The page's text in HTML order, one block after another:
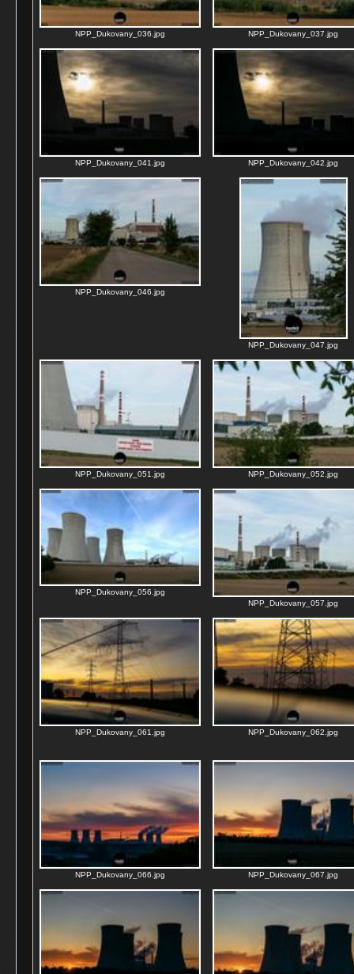
NPP_Dukovany_036.jpg NPP_Dukovany_037.jpg
NPP_Dukovany_041.jpg NPP_Dukovany_042.jpg
NPP_Dukovany_046.jpg
NPP_Dukovany_047.jpg
NPP_Dukovany_051.jpg NPP_Dukovany_052.jpg
NPP_Dukovany_056.jpg
NPP_Dukovany_057.jpg
NPP_Dukovany_061.jpg NPP_Dukovany_062.jpg
NPP_Dukovany_066.jpg NPP_Dukovany_067.jpg